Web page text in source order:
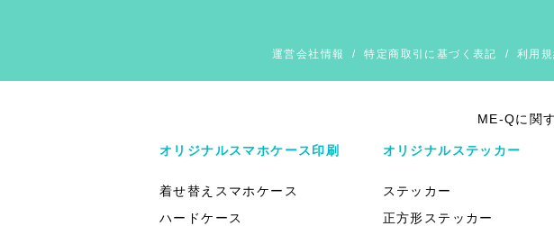
運営会社情報 /特定商取引に基づく表記 / 利用規
ME-Qに関
オリジナルスマホケース印刷
着せ替えスマホケース
ハードケース
オリジナルステッカー
ステッカー
正方形ステッカー